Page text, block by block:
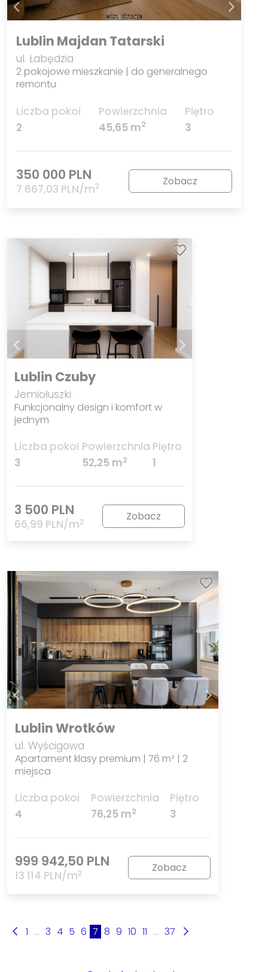
Lublin Majdan Tatarski
ul. Łabędzia
2 pokojowe mieszkanie | do generalnego
remontu
Liczba pokoi
2
Powierzchnia
45,65 m2
Piętro
3
350 000 PLN
7 667,03 PLN/m2 Zobacz
Lublin Czuby
Jemiołuszki
Funkcjonalny design i komfort w
jednym
Liczba pokoi
3
Powierzchnia
52,25 m2
Piętro
1
3 500 PLN
66,99 PLN/m2 Zobacz
Lublin Wrotków
ul. Wyścigowa
Apartament klasy premium | 76 m² | 2
miejsca
Liczba pokoi
4
Powierzchnia
76,25 m2
Piętro
3
999 942,50 PLN
13 114 PLN/m2 Zobacz
1 ... 3 4 5 6 7 8 9 10 11 ... 37